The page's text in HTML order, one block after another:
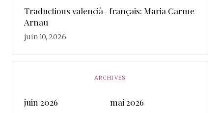
Traductions valencià- français: Maria Carme
Arnau
juin 10, 2026
ARCHIVES
juin 2026
mai 2026